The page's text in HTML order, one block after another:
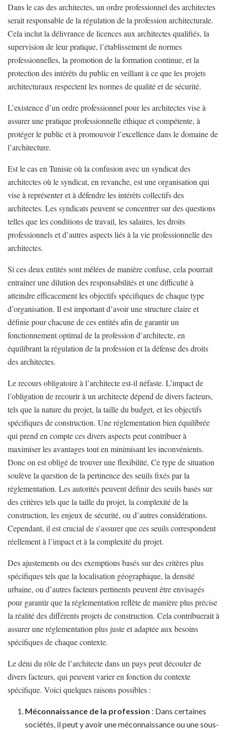
Dans le cas des architectes, un ordre professionnel des architectes
serait responsable de la régulation de la profession architecturale.
Cela inclut la délivrance de licences aux architectes qualifiés, la
supervision de leur pratique, l’établissement de normes
professionnelles, la promotion de la formation continue, et la
protection des intérêts du public en veillant à ce que les projets
architecturaux respectent les normes de qualité et de sécurité.
L’existence d’un ordre professionnel pour les architectes vise à
assurer une pratique professionnelle éthique et compétente, à
protéger le public et à promouvoir l’excellence dans le domaine de
l’architecture.
Est le cas en Tunisie où la confusion avec un syndicat des
architectes où le syndicat, en revanche, est une organisation qui
vise à représenter et à défendre les intérêts collectifs des
architectes. Les syndicats peuvent se concentrer sur des questions
telles que les conditions de travail, les salaires, les droits
professionnels et d’autres aspects liés à la vie professionnelle des
architectes.
Si ces deux entités sont mêlées de manière confuse, cela pourrait
entraîner une dilution des responsabilités et une difficulté à
atteindre efficacement les objectifs spécifiques de chaque type
d’organisation. Il est important d’avoir une structure claire et
définie pour chacune de ces entités afin de garantir un
fonctionnement optimal de la profession d’architecte, en
équilibrant la régulation de la profession et la défense des droits
des architectes.
Le recours obligatoire à l’architecte est-il néfaste. L’impact de
l’obligation de recourir à un architecte dépend de divers facteurs,
tels que la nature du projet, la taille du budget, et les objectifs
spécifiques de construction. Une réglementation bien équilibrée
qui prend en compte ces divers aspects peut contribuer à
maximiser les avantages tout en minimisant les inconvénients.
Donc on est obligé de trouver une flexibilité, Ce type de situation
soulève la question de la pertinence des seuils fixés par la
réglementation. Les autorités peuvent définir des seuils basés sur
des critères tels que la taille du projet, la complexité de la
construction, les enjeux de sécurité, ou d’autres considérations.
Cependant, il est crucial de s’assurer que ces seuils correspondent
réellement à l’impact et à la complexité du projet.
Des ajustements ou des exemptions basés sur des critères plus
spécifiques tels que la localisation géographique, la densité
urbaine, ou d’autres facteurs pertinents peuvent être envisagés
pour garantir que la réglementation reflète de manière plus précise
la réalité des différents projets de construction. Cela contribuerait à
assurer une réglementation plus juste et adaptée aux besoins
spécifiques de chaque contexte.
Le déni du rôle de l’architecte dans un pays peut découler de
divers facteurs, qui peuvent varier en fonction du contexte
spécifique. Voici quelques raisons possibles :
Méconnaissance de la profession : Dans certaines
sociétés, il peut y avoir une méconnaissance ou une sous-